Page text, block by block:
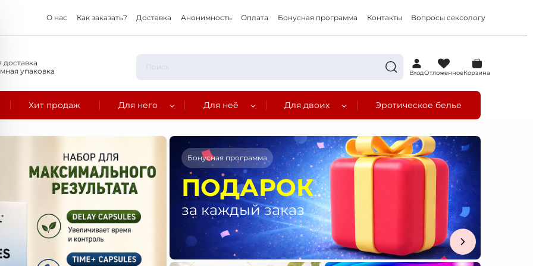
О нас Как заказать? Доставка Анонимность Оплата Бонусная программа Контакты Вопросы сексологу
доставка
упаковка
ВходОтложенное
0
Корзина
Хит продаж Для него Для неё Для двоих Эротическое белье
Бонусная программа
ПОДАРОК
за каждый заказ